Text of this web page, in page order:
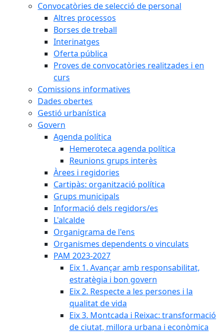
Convocatòries de selecció de personal
Altres processos
Borses de treball
Interinatges
Oferta pública
Proves de convocatòries realitzades i en
curs
Comissions informatives
Dades obertes
Gestió urbanística
Govern
Agenda política
Hemeroteca agenda política
Reunions grups interès
Àrees i regidories
Cartipàs: organització política
Grups municipals
Informació dels regidors/es
L'alcalde
Organigrama de l'ens
Organismes dependents o vinculats
PAM 2023-2027
Eix 1. Avançar amb responsabilitat,
estratègia i bon govern
Eix 2. Respecte a les persones i la
qualitat de vida
Eix 3. Montcada i Reixac: transformació
de ciutat, millora urbana i econòmica